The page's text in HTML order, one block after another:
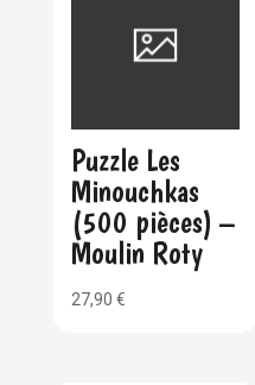
Puzzle Les
Minouchkas
(500 pièces) –
Moulin Roty
27,90 €